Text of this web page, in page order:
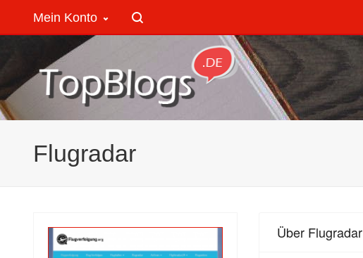
Mein Konto
Flugradar
Über Flugradar